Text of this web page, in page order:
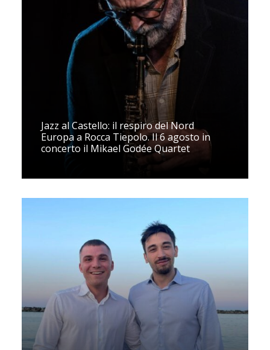
Jazz al Castello: il respiro del Nord
Europa a Rocca Tiepolo. Il 6 agosto in
concerto il Mikael Godée Quartet